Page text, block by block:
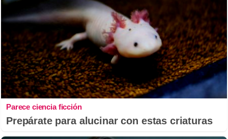
Parece ciencia ficción
Prepárate para alucinar con estas criaturas